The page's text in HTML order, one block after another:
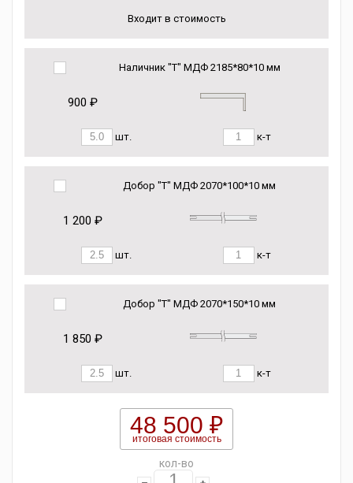
Входит в стоимость
Наличник "Т" МДФ 2185*80*10 мм
900 ₽
шт. к-т
Добор "Т" МДФ 2070*100*10 мм
1 200 ₽
шт. к-т
Добор "Т" МДФ 2070*150*10 мм
1 850 ₽
шт. к-т
48 500 ₽
итоговая стоимость
кол-во